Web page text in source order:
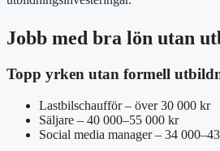
Jobb med bra lön utan
Topp yrken utan formell
Lastbilschaufför – över 30 000 kr
Säljare – 40 000–55 000 kr
Social media manager – 34